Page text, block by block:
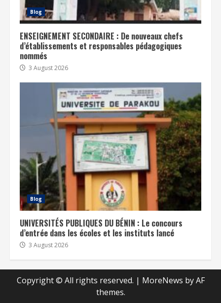
Blog
ENSEIGNEMENT SECONDAIRE : De nouveaux chefs
d’établissements et responsables pédagogiques
nommés
3 August 2026
Blog
UNIVERSITÉS PUBLIQUES DU BÉNIN : Le concours
d’entrée dans les écoles et les instituts lancé
3 August 2026
Copyright © All rights reserved. | MoreNews by AF
themes.